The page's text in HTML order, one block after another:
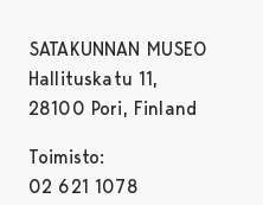
SATAKUNNAN MUSEO
Hallituskatu 11,
28100 Pori, Finland
Toimisto:
02 621 1078